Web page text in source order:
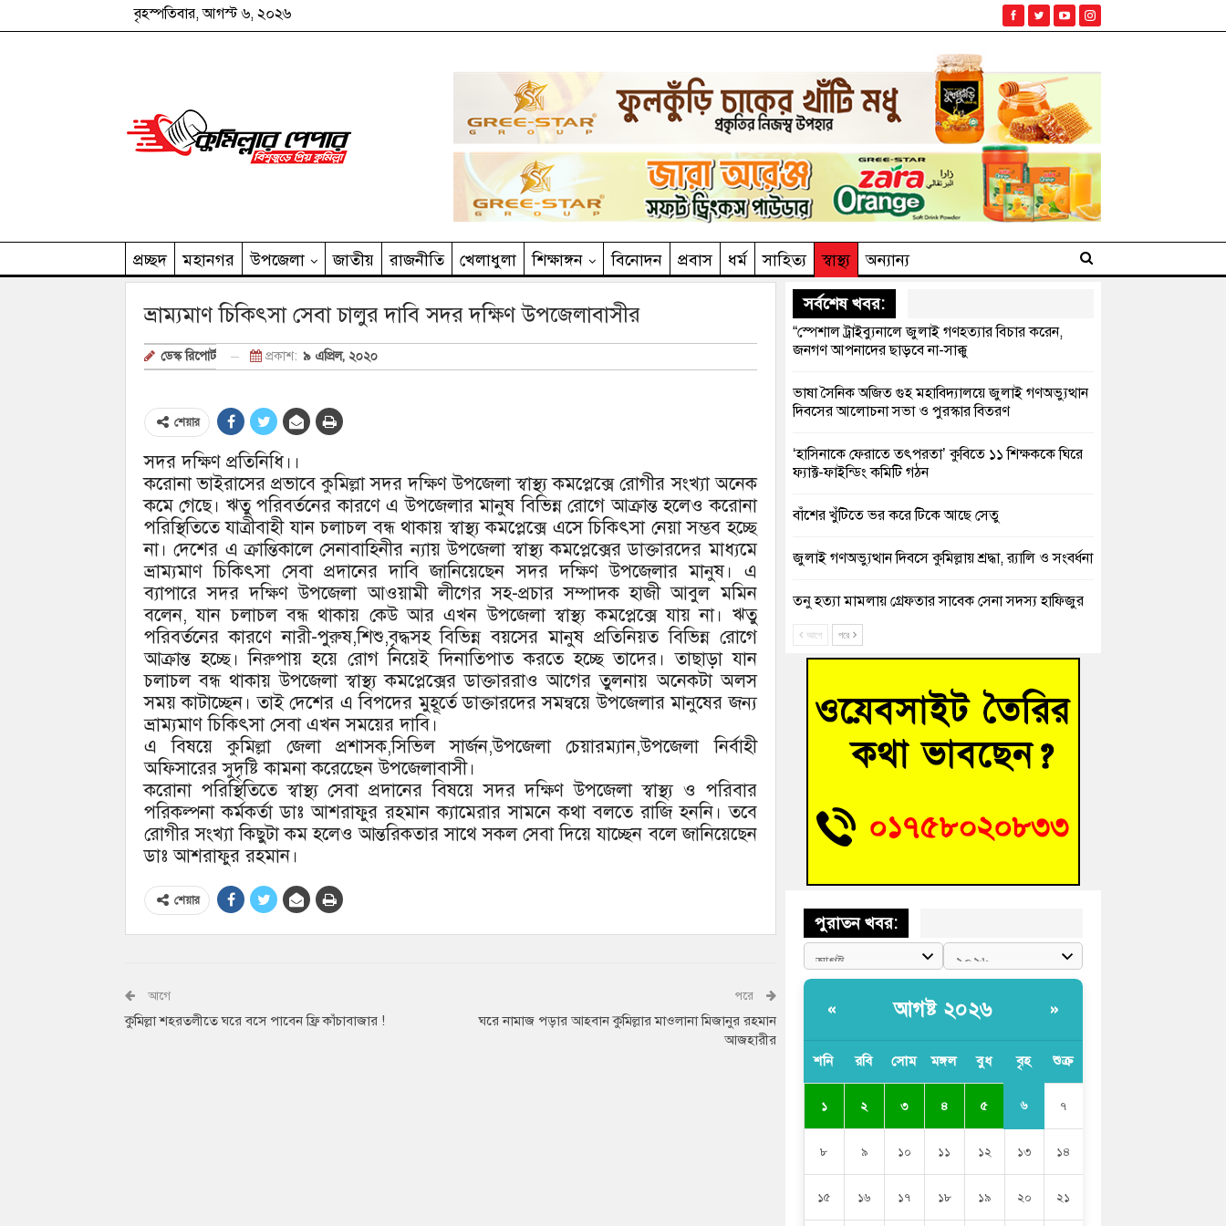
বৃহস্পতিবার, আগস্ট ৬, ২০২৬
প্রচ্ছদ মহানগর উপজেলা জাতীয় রাজনীতি খেলাধুলা শিক্ষাঙ্গন বিনোদন প্রবাস ধর্ম সাহিত‌্য স্বাস্থ্য
অন্যান্য
ভ্রাম্যমাণ চিকিৎসা সেবা চালুর দাবি সদর দক্ষিণ উপজেলাবাসীর
ডেস্ক রিপোর্ট প্রকাশ: ৯ এপ্রিল, ২০২০
শেয়ার
সদর দক্ষিণ প্রতিনিধি।।
করোনা ভাইরাসের প্রভাবে কুমিল্লা সদর দক্ষিণ উপজেলা স্বাস্থ্য কমপ্লেক্সে রোগীর সংখ্যা অনেক
কমে গেছে। ঋতু পরিবর্তনের কারণে এ উপজেলার মানুষ বিভিন্ন রোগে আক্রান্ত হলেও করোনা
পরিস্থিতিতে যাত্রীবাহী যান চলাচল বন্ধ থাকায় স্বাস্থ্য কমপ্লেক্সে এসে চিকিৎসা নেয়া সম্ভব হচ্ছে
না। দেশের এ ক্রান্তিকালে সেনাবাহিনীর ন্যায় উপজেলা স্বাস্থ্য কমপ্লেক্সের ডাক্তারদের মাধ্যমে
ভ্রাম্যমাণ চিকিৎসা সেবা প্রদানের দাবি জানিয়েছেন সদর দক্ষিণ উপজেলার মানুষ। এ
ব্যাপারে সদর দক্ষিণ উপজেলা আওয়ামী লীগের সহ-প্রচার সম্পাদক হাজী আবুল মমিন
বলেন, যান চলাচল বন্ধ থাকায় কেউ আর এখন উপজেলা স্বাস্থ্য কমপ্লেক্সে যায় না। ঋতু
পরিবর্তনের কারণে নারী-পুরুষ,শিশু,বৃদ্ধসহ বিভিন্ন বয়সের মানুষ প্রতিনিয়ত বিভিন্ন রোগে
আক্রান্ত হচ্ছে। নিরুপায় হয়ে রোগ নিয়েই দিনাতিপাত করতে হচ্ছে তাদের। তাছাড়া যান
চলাচল বন্ধ থাকায় উপজেলা স্বাস্থ্য কমপ্লেক্সের ডাক্তাররাও আগের তুলনায় অনেকটা অলস
সময় কাটাচ্ছেন। তাই দেশের এ বিপদের মুহূর্তে ডাক্তারদের সমন্বয়ে উপজেলার মানুষের জন্য
ভ্রাম্যমাণ চিকিৎসা সেবা এখন সময়ের দাবি।
এ বিষয়ে কুমিল্লা জেলা প্রশাসক,সিভিল সার্জন,উপজেলা চেয়ারম্যান,উপজেলা নির্বাহী
অফিসারের সুদৃষ্টি কামনা করেছেেন উপজেলাবাসী।
করোনা পরিস্থিতিতে স্বাস্থ্য সেবা প্রদানের বিষয়ে সদর দক্ষিণ উপজেলা স্বাস্থ্য ও পরিবার
পরিকল্পনা কর্মকর্তা ডাঃ আশরাফুর রহমান ক্যামেরার সামনে কথা বলতে রাজি হননি। তবে
রোগীর সংখ্যা কিছুটা কম হলেও আন্তরিকতার সাথে সকল সেবা দিয়ে যাচ্ছেন বলে জানিয়েছেন
ডাঃ আশরাফুর রহমান।
শেয়ার
আগে
কুমিল্লা শহরতলীতে ঘরে বসে পাবেন ফ্রি কাঁচাবাজার !
পরে
ঘরে নামাজ পড়ার আহবান কুমিল্লার মাওলানা মিজানুর রহমান
আজহারীর
সর্বশেষ খবর:
“স্পেশাল ট্রাইব্যুনালে জুলাই গণহত্যার বিচার করেন,
জনগণ আপনাদের ছাড়বে না-সাক্কু
ভাষা সৈনিক অজিত গুহ মহাবিদ্যালয়ে জুলাই গণঅভ্যুত্থান
দিবসের আলোচনা সভা ও পুরস্কার বিতরণ
‘হাসিনাকে ফেরাতে তৎপরতা’ কুবিতে ১১ শিক্ষককে ঘিরে
ফ্যাক্ট-ফাইন্ডিং কমিটি গঠন
বাঁশের খুঁটিতে ভর করে টিকে আছে সেতু
জুলাই গণঅভ্যুত্থান দিবসে কুমিল্লায় শ্রদ্ধা, র‍্যালি ও সংবর্ধনা
তনু হত্যা মামলায় গ্রেফতার সাবেক সেনা সদস্য হাফিজুর
রহমান হাইকোর্টের জামিনে মুক্ত
আহত শিক্ষার্থীদের দেখতে গিয়ে মেডিকেলের ক্যান্টিনে
হোমনায় বিধবা নারীর জমি দখল ও জীবননাশের হুমকির
উদ্যোগ; ৯ সদস্যের কমিটি গঠন
বুড়িচংয়ে জুলাই গণঅভ্যুত্থান দিবস উদযাপন উপলক্ষে
আগে পরে
পুরাতন খবর:
« আগষ্ট ২০২৬ »
শনি রবি সোম মঙ্গল বুধ বৃহ শুক্র
১ ২ ৩ ৪ ৫ ৬ ৭
৮ ৯ ১০ ১১ ১২ ১৩ ১৪
১৫ ১৬ ১৭ ১৮ ১৯ ২০ ২১